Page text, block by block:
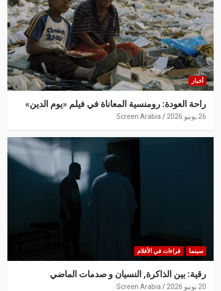
أخبار
راحة العودة: رومنسية المعاناة في فيلم «يوم الدين»
26 يونيو 2026 Screen Arabia
سينما قراءات في الأفلام
رقية: بين الذاكرة, النسيان و صدمات الماضي
20 يونيو 2026 Screen Arabia